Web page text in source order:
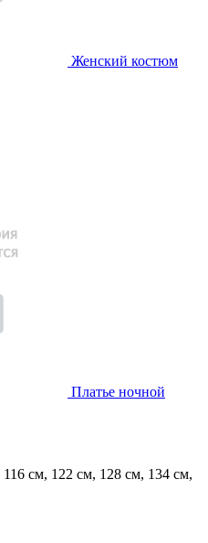
Женский костюм
Платье ночной
116 см, 122 см, 128 см, 134 см,